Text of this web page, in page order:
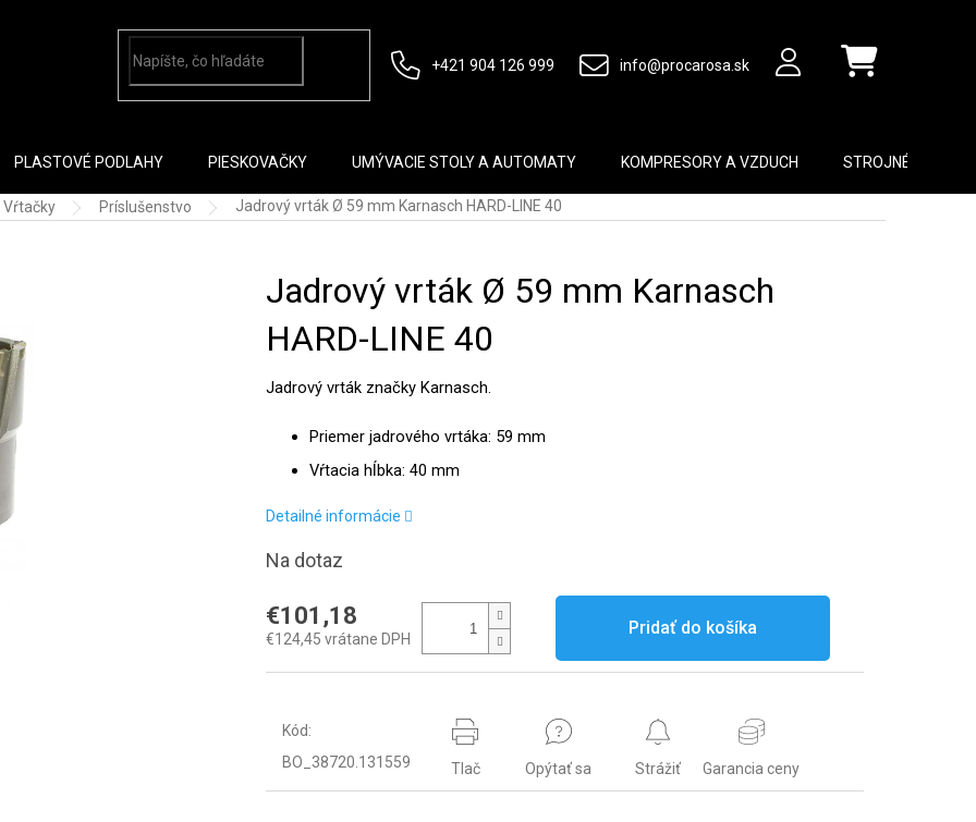
+421 904 126 999 info@procarosa.sk Nákupný košík
PLASTOVÉ PODLAHY PIESKOVAČKY UMÝVACIE STOLY A AUTOMATY KOMPRESORY A VZDUCH STROJNÉ
Vŕtačky Príslušenstvo Jadrový vrták Ø 59 mm Karnasch HARD-LINE 40
Jadrový vrták Ø 59 mm Karnasch
HARD-LINE 40
Jadrový vrták značky Karnasch.
Priemer jadrového vrtáka: 59 mm
Vŕtacia hĺbka: 40 mm
Detailné informácie
Na dotaz
€101,18
€124,45 vrátane DPH
Pridať do košíka
Kód:
BO_38720.131559
Tlač Opýtať sa Strážiť Garancia ceny